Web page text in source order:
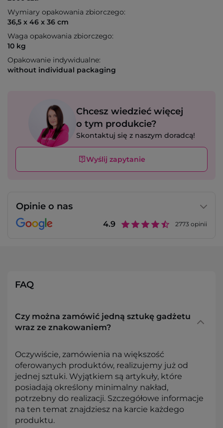
Wymiary opakowania zbiorczego:
36,5 x 46 x 36 cm
Waga opakowania zbiorczego:
10 kg
Opakowanie indywidualne:
without individual packaging
Chcesz wiedzieć więcej
o tym produkcie?
Skontaktuj się z naszym doradcą!
Wyślij zapytanie
Opinie o nas
4.9 2773 opinii
FAQ
Czy można zamówić jedną sztukę gadżetu
wraz ze znakowaniem?
Oczywiście, zamówienia na większość
oferowanych produktów, realizujemy już od
jednej sztuki. Wyjątkiem są artykuły, które
posiadają określony minimalny nakład,
potrzebny do realizacji. Szczegółowe informacje
na ten temat znajdziesz na karcie każdego
produktu.